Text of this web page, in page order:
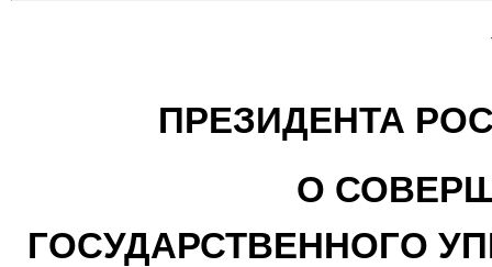
ПРЕЗИДЕНТА
О
ГОСУДАРСТВЕННОГО